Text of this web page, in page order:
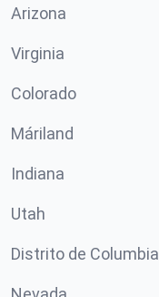
Arizona
Virginia
Colorado
Máriland
Indiana
Utah
Distrito de Columbia